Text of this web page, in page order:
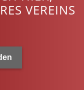
VEREINS